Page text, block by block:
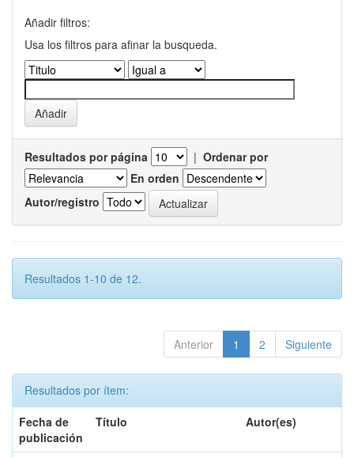
Añadir filtros:
Usa los filtros para afinar la busqueda.
Resultados por página | Ordenar por
En orden
Autor/registro
Resultados 1-10 de 12.
Anterior 1 2 Siguiente
Resultados por ítem:
Fecha de
publicación
Título Autor(es)